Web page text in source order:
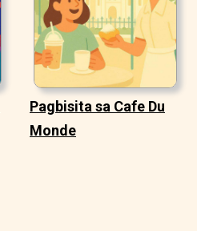
Pagbisita sa Cafe Du
Monde